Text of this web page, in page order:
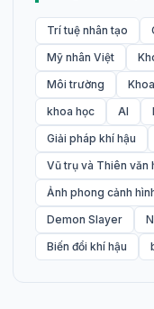
Trí tuệ nhân tạo
Mỹ nhân Việt
Môi trường
khoa học
AI
Giải pháp khí hậu
Vũ trụ và Thiên văn
Ảnh phong cảnh
Demon Slayer
Biến đổi khí hậu